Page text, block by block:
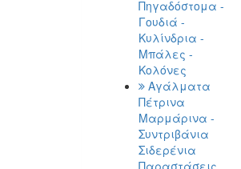
Πηγαδόστομα -
Γουδιά -
Κυλίνδρια -
Μπάλες -
Κολόνες
Αγάλματα
Πέτρινα
Μαρμάρινα -
Συντριβάνια
Σιδερένια
Παραστάσεις